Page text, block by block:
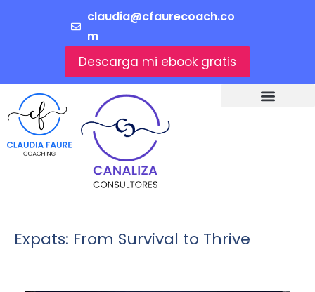
claudia@cfaurecoach.co
m
Descarga mi ebook gratis
Expats: From Survival to Thrive